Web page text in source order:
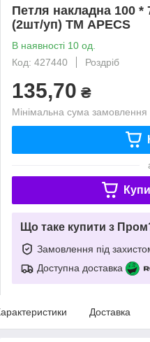
Петля накладна 100 *
(2шт/уп) ТМ APECS
В наявності 10 од.
Код: 427440
Роздріб
135,70 ₴
Мінімальна сума
Що таке купити з
Замовлення під
Доступна доставка
Доставка